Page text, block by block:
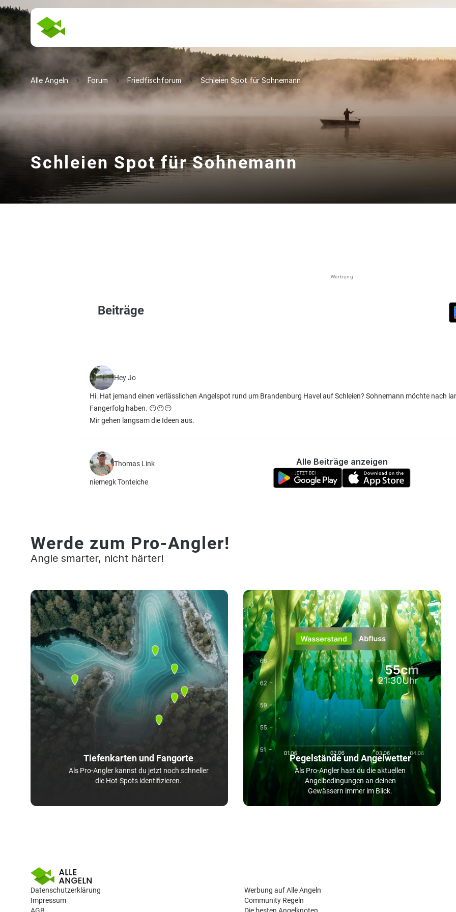
Alle Angeln Forum Friedfischforum Schleien Spot für Sohnemann
Schleien Spot für Sohnemann
Werbung
Beiträge
Hey Jo
Hi. Hat jemand einen verlässlichen Angelspot rund um Brandenburg Havel auf Schleien? Sohnemann möchte nach
Fangerfolg haben. 😶😶😶
Mir gehen langsam die Ideen aus.
Thomas Link
niemegk Tonteiche
Alle Beiträge anzeigen
Werde zum Pro-Angler!
Angle smarter, nicht härter!
Tiefenkarten und Fangorte
Als Pro-Angler kannst du jetzt noch schneller
die Hot-Spots identifizieren.
Pegelstände und Angelwetter
Als Pro-Angler hast du die aktuellen
Angelbedingungen an deinen
Gewässern immer im Blick.
Datenschutzerklärung
Impressum
Werbung auf Alle Angeln
Community Regeln